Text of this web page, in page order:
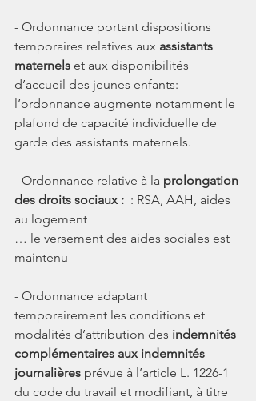
- Ordonnance portant dispositions
temporaires relatives aux assistants
maternels et aux disponibilités
d’accueil des jeunes enfants:
l’ordonnance augmente notamment le
plafond de capacité individuelle de
garde des assistants maternels.
- Ordonnance relative à la prolongation
des droits sociaux : : RSA, AAH, aides
au logement
… le versement des aides sociales est
maintenu
- Ordonnance adaptant
temporairement les conditions et
modalités d’attribution des indemnités
complémentaires aux indemnités
journalières prévue à l’article L. 1226-1
du code du travail et modifiant, à titre